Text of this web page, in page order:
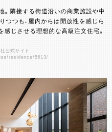
隣接する街道沿いの商業施設や中
つも、屋内からは開放性を感じら
じさせる理想的な高級注文住宅。
公式サイト
residence/5613/